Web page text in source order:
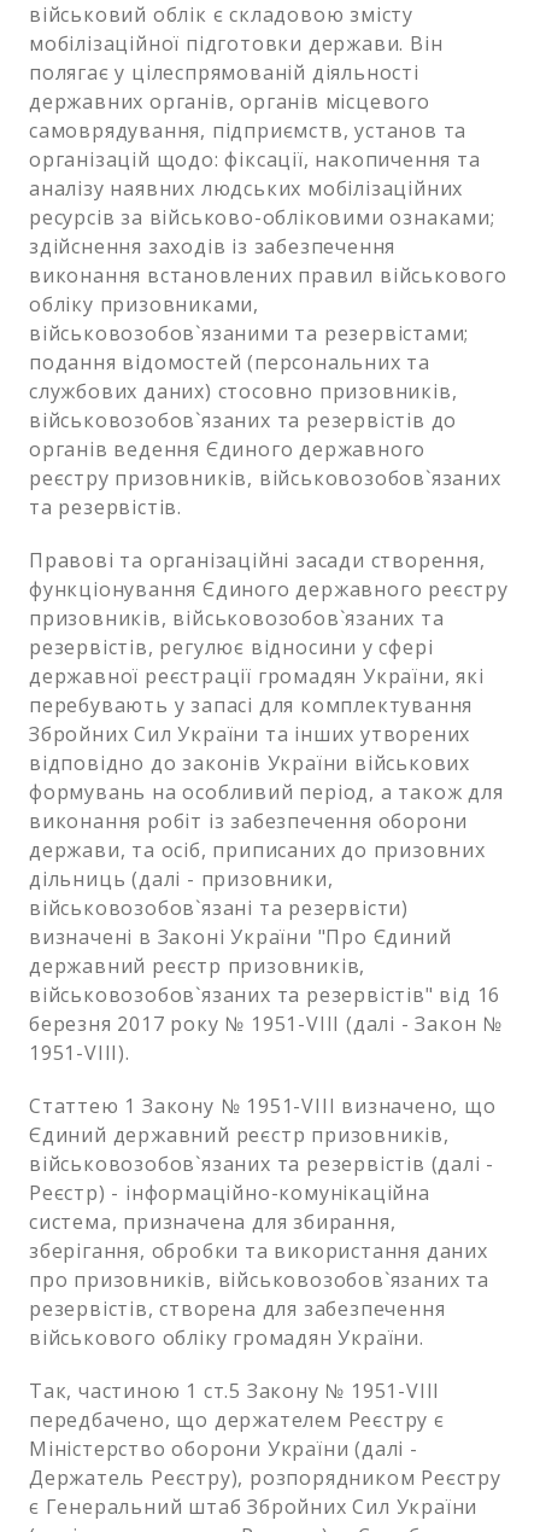
військовий облік є складовою змісту
мобілізаційної підготовки держави. Він
полягає у цілеспрямованій діяльності
державних органів, органів місцевого
самоврядування, підприємств, установ та
організацій щодо: фіксації, накопичення та
аналізу наявних людських мобілізаційних
ресурсів за військово-обліковими ознаками;
здійснення заходів із забезпечення
виконання встановлених правил військового
обліку призовниками,
військовозобов`язаними та резервістами;
подання відомостей (персональних та
службових даних) стосовно призовників,
військовозобов`язаних та резервістів до
органів ведення Єдиного державного
реєстру призовників, військовозобов`язаних
та резервістів.
Правові та організаційні засади створення,
функціонування Єдиного державного реєстру
призовників, військовозобов`язаних та
резервістів, регулює відносини у сфері
державної реєстрації громадян України, які
перебувають у запасі для комплектування
Збройних Сил України та інших утворених
відповідно до законів України військових
формувань на особливий період, а також для
виконання робіт із забезпечення оборони
держави, та осіб, приписаних до призовних
дільниць (далі - призовники,
військовозобов`язані та резервісти)
визначені в Законі України "Про Єдиний
державний реєстр призовників,
військовозобов`язаних та резервістів" від 16
березня 2017 року № 1951-VIII (далі - Закон №
1951-VIII).
Статтею 1 Закону № 1951-VIII визначено, що
Єдиний державний реєстр призовників,
військовозобов`язаних та резервістів (далі -
Реєстр) - інформаційно-комунікаційна
система, призначена для збирання,
зберігання, обробки та використання даних
про призовників, військовозобов`язаних та
резервістів, створена для забезпечення
військового обліку громадян України.
Так, частиною 1 ст.5 Закону № 1951-VIII
передбачено, що держателем Реєстру є
Міністерство оборони України (далі -
Держатель Реєстру), розпорядником Реєстру
є Генеральний штаб Збройних Сил України